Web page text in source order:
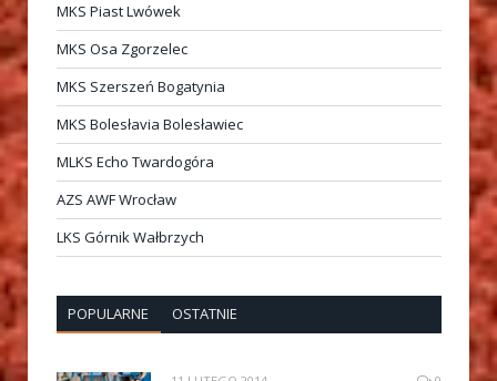
MKS Piast Lwówek
MKS Osa Zgorzelec
MKS Szerszeń Bogatynia
MKS Bolesłavia Bolesławiec
MLKS Echo Twardogóra
AZS AWF Wrocław
LKS Górnik Wałbrzych
POPULARNE OSTATNIE